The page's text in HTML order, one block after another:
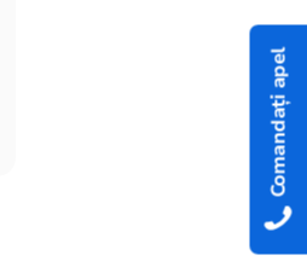
Comandați apel